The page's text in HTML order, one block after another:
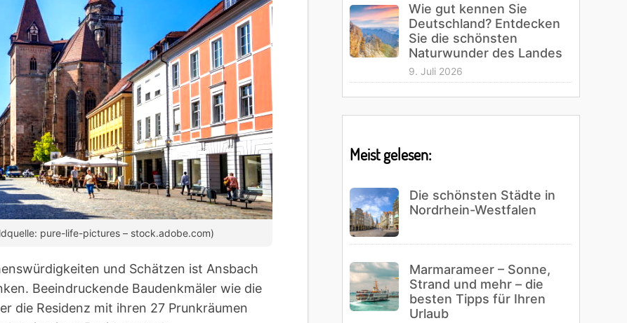
pure-life-pictures – stock.adobe.com)
und Schätzen ist Ansbach
Beeindruckende Baudenkmäler wie die
die Residenz mit ihren 27 Prunkräumen
Wie gut kennen Sie
Deutschland? Entdecken
Sie die schönsten
Naturwunder des Landes
9. Juli 2026
Meist gelesen:
Die schönsten Städte in
Nordrhein-Westfalen
Marmarameer – Sonne,
Strand und mehr – die
besten Tipps für Ihren
Urlaub